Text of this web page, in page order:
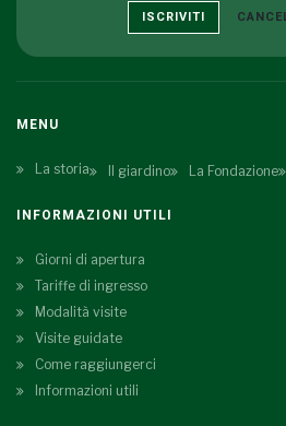
ISCRIVITI
MENU
La storia Il giardino La Fondazione
INFORMAZIONI UTILI
Giorni di apertura
Tariffe di ingresso
Modalità visite
Visite guidate
Come raggiungerci
Informazioni utili